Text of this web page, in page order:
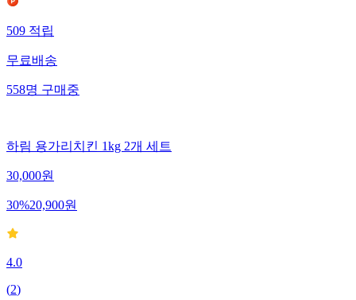
509 적립
무료배송
558명 구매중
하림 용가리치킨 1kg 2개 세트
30,000원
30%20,900원
4.0
(2)